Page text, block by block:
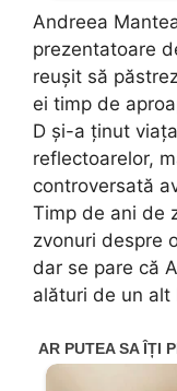
Andreea
prezentatoare
reușit să
ei timp de
D și-a ținut
reflectoarelor,
controversată
Timp de ani de
zvonuri despre
dar se pare că
alături de un alt